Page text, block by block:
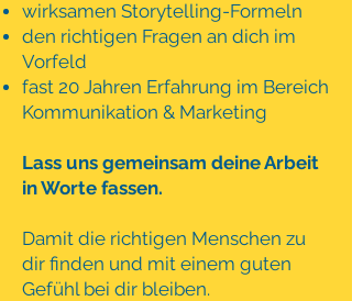
wirksamen Storytelling-Formeln
den richtigen Fragen an dich im
Vorfeld
fast 20 Jahren Erfahrung im Bereich
Kommunikation & Marketing
Lass uns gemeinsam deine Arbeit
in Worte fassen.
Damit die richtigen Menschen zu
dir finden und mit einem guten
Gefühl bei dir bleiben.